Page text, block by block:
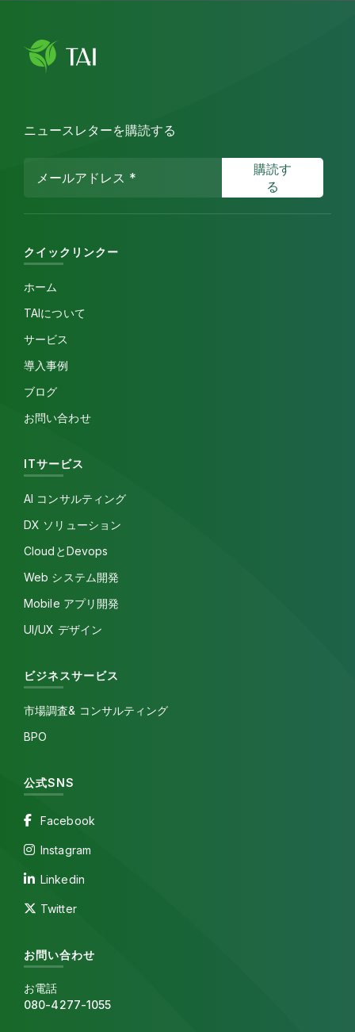
ニュースレターを購読する
クイックリンクー
ホーム
TAIについて
サービス
導入事例
ブログ
お問い合わせ
ITサービス
AI コンサルティング
DX ソリューション
CloudとDevops
Web システム開発
Mobile アプリ開発
UI/UX デザイン
ビジネスサービス
市場調査& コンサルティング
BPO
公式SNS
Facebook
Instagram
Linkedin
Twitter
お問い合わせ
お電話
080-4277-1055